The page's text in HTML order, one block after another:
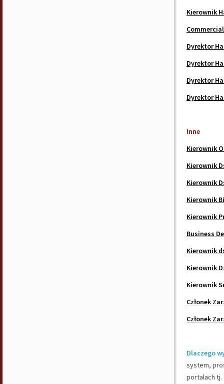
Kierownik
Dyrektor
Dyrektor
Dyrektor
Dyrektor
Inne
Kierownik
Kierownik
Kierownik
Kierownik
Kierownik
Business
Kierownik
Kierownik
Kierownik
Członek
Członek
Dlaczego
system,
portalach tj.